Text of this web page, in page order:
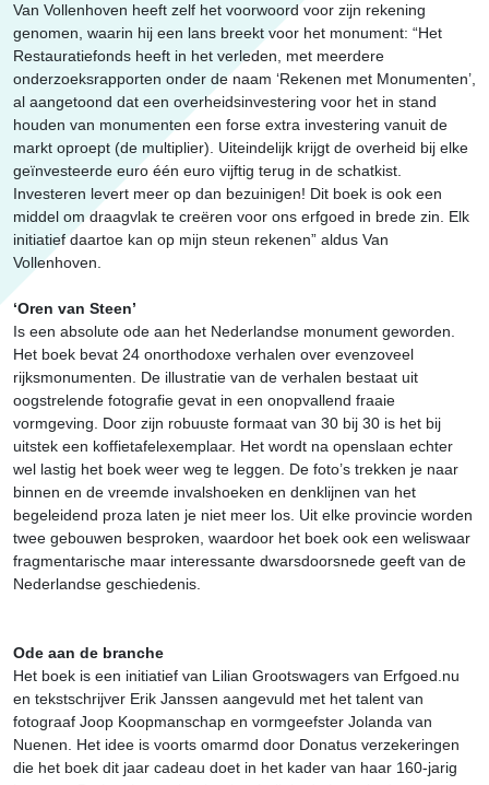
Van Vollenhoven heeft zelf het voorwoord voor zijn rekening
genomen, waarin hij een lans breekt voor het monument: “Het
Restauratiefonds heeft in het verleden, met meerdere
onderzoeksrapporten onder de naam ‘Rekenen met Monumenten’,
al aangetoond dat een overheidsinvestering voor het in stand
houden van monumenten een forse extra investering vanuit de
markt oproept (de multiplier). Uiteindelijk krijgt de overheid bij elke
geïnvesteerde euro één euro vijftig terug in de schatkist.
Investeren levert meer op dan bezuinigen! Dit boek is ook een
middel om draagvlak te creëren voor ons erfgoed in brede zin. Elk
initiatief daartoe kan op mijn steun rekenen” aldus Van
Vollenhoven.
‘Oren van Steen’
Is een absolute ode aan het Nederlandse monument geworden.
Het boek bevat 24 onorthodoxe verhalen over evenzoveel
rijksmonumenten. De illustratie van de verhalen bestaat uit
oogstrelende fotografie gevat in een onopvallend fraaie
vormgeving. Door zijn robuuste formaat van 30 bij 30 is het bij
uitstek een koffietafelexemplaar. Het wordt na openslaan echter
wel lastig het boek weer weg te leggen. De foto’s trekken je naar
binnen en de vreemde invalshoeken en denklijnen van het
begeleidend proza laten je niet meer los. Uit elke provincie worden
twee gebouwen besproken, waardoor het boek ook een weliswaar
fragmentarische maar interessante dwarsdoorsnede geeft van de
Nederlandse geschiedenis.
Ode aan de branche
Het boek is een initiatief van Lilian Grootswagers van Erfgoed.nu
en tekstschrijver Erik Janssen aangevuld met het talent van
fotograaf Joop Koopmanschap en vormgeefster Jolanda van
Nuenen. Het idee is voorts omarmd door Donatus verzekeringen
die het boek dit jaar cadeau doet in het kader van haar 160-jarig